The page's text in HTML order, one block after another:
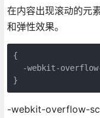
在内容出现滚动的元
和弹性效果。
{
-webkit-
}
-webkit-overflow-